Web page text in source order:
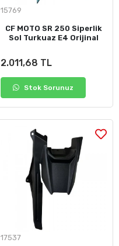
15769
CF MOTO SR 250 Siperlik
Sol Turkuaz E4 Orijinal
2.011,68 TL
Stok Sorunuz
17537